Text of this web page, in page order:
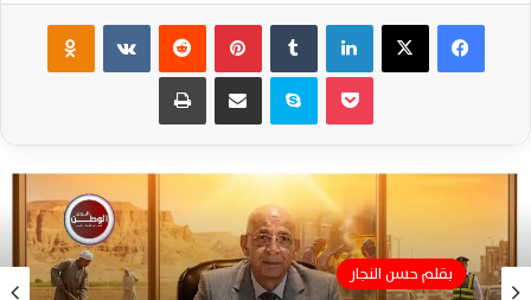
فيسبوك ‫X لينكدإن بينتيريست ‏VKontakte
سكايب مشاركة عبر البريد طباعة
بقلم حسن النجار